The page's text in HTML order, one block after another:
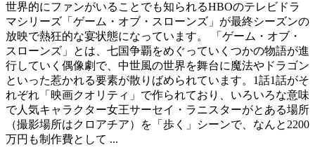
世界的にファンがいることでも知られるHBOのテレビドラ
マシリーズ「ゲーム・オブ・スローンズ」が最終シーズンの
放映で熱狂的な宴状態になっています。 「ゲーム・オブ・
スローンズ」とは、七国争覇をめぐっていくつかの物語が進
行していく偶像劇で、中世風の世界を舞台に魔法やドラゴン
といった惹かれる要素が散りばめられています。1話1話がそ
れぞれ「映画クオリティ」で作られており、いろいろな意味
で人気キャラクター女王サーセイ・ラニスターがとある場所
（撮影場所はクロアチア）を「歩く」シーンで、なんと2200
万円も制作費として ...